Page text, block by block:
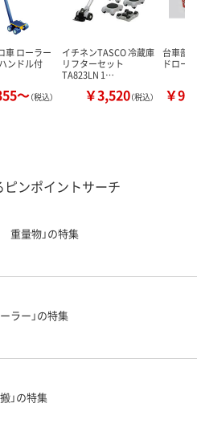
車 ローラー
ンドル付
～（税込）
イチネンTASCO 冷蔵庫
リフターセット
TA823LN 1…
￥3,520（税込）
台車部
ドロー
￥
ピンポイントサーチ
量物」の特集
ラー」の特集
」の特集